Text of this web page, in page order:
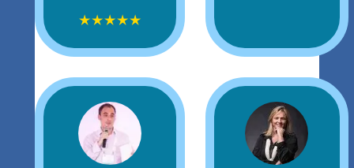
★★★★★